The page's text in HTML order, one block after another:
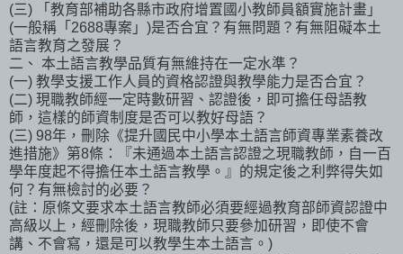
(三) 「教育部補助各縣市政府增置國小教師員額實施計畫」
(一般稱「2688專案」)是否合宜？有無問題？有無阻礙本土
語言教育之發展？
二、 本土語言教學品質有無維持在一定水準？
(一) 教學支援工作人員的資格認證與教學能力是否合宜？
(二) 現職教師經一定時數研習、認證後，即可擔任母語教
師，這樣的師資制度是否可以教好母語？
(三) 98年，刪除《提升國民中小學本土語言師資專業素養改
進措施》第8條：『未通過本土語言認證之現職教師，自一百
學年度起不得擔任本土語言教學。』的規定後之利弊得失如
何？有無檢討的必要？
(註：原條文要求本土語言教師必須要經過教育部師資認證中
高級以上，經刪除後，現職教師只要參加研習，即使不會
講、不會寫，還是可以教學生本土語言。)